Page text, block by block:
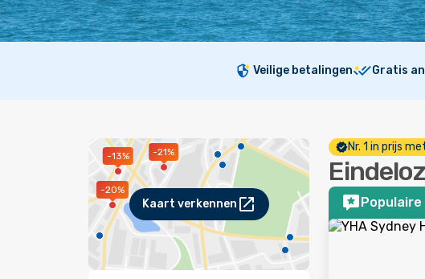
Veilige betalingen Gratis
-21%
-20%
-13%
Kaart verkennen
Nr. 1 in prijs